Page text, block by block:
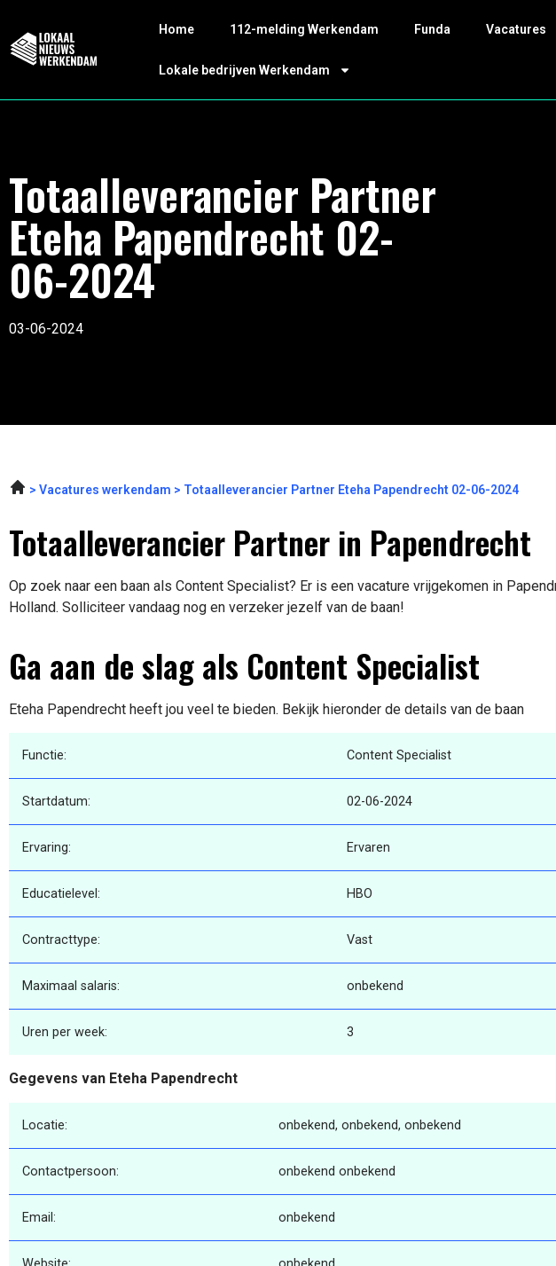
Home 112-melding Werkendam Funda Vacatures
Lokale bedrijven Werkendam
Totaalleverancier Partner
Eteha Papendrecht 02-
06-2024
03-06-2024
Vacatures werkendam Totaalleverancier Partner Eteha Papendrecht 02-06-2024
Totaalleverancier Partner in Papendrecht
Op zoek naar een baan als Content Specialist? Er is een vacature vrijgekomen in
Holland. Solliciteer vandaag nog en verzeker jezelf van de baan!
Ga aan de slag als Content Specialist
Eteha Papendrecht heeft jou veel te bieden. Bekijk hieronder de details van de baan
Functie: Content Specialist
Startdatum: 02-06-2024
Ervaring: Ervaren
Educatielevel: HBO
Contracttype: Vast
Maximaal salaris: onbekend
Uren per week: 3
Gegevens van Eteha Papendrecht
Locatie: onbekend, onbekend, onbekend
Contactpersoon: onbekend onbekend
Email: onbekend